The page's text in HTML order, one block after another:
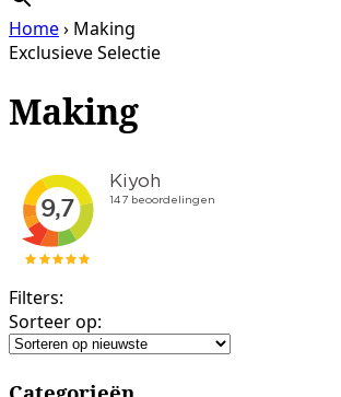
Home› Making
Exclusieve Selectie
Making
Filters:
Sorteer op: